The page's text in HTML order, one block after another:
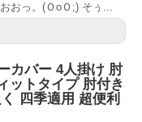
おっ。(ＯoＯ;) そぅ...
カバー 4人掛け 肘
ットタイプ 肘付き
四季適用 超便利